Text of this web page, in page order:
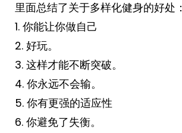
里面总结了关于多样化健身的好处：
1. 你能让你做自己
2. 好玩。
3. 这样才能不断突破。
4. 你永远不会输。
5. 你有更强的适应性
6. 你避免了失衡。